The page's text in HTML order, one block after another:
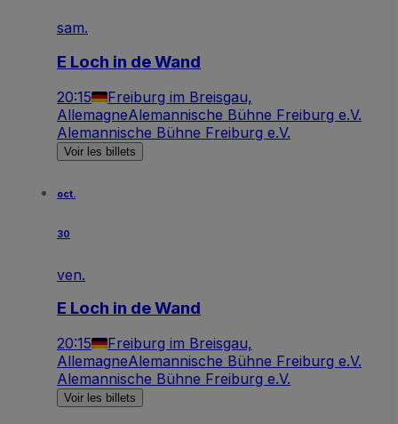
sam.
E Loch in de Wand
20:15
Freiburg im Breisgau,
AllemagneAlemannische Bühne Freiburg e.V.
Alemannische Bühne Freiburg e.V.
Voir les billets
oct.
30
ven.
E Loch in de Wand
20:15
Freiburg im Breisgau,
AllemagneAlemannische Bühne Freiburg e.V.
Alemannische Bühne Freiburg e.V.
Voir les billets